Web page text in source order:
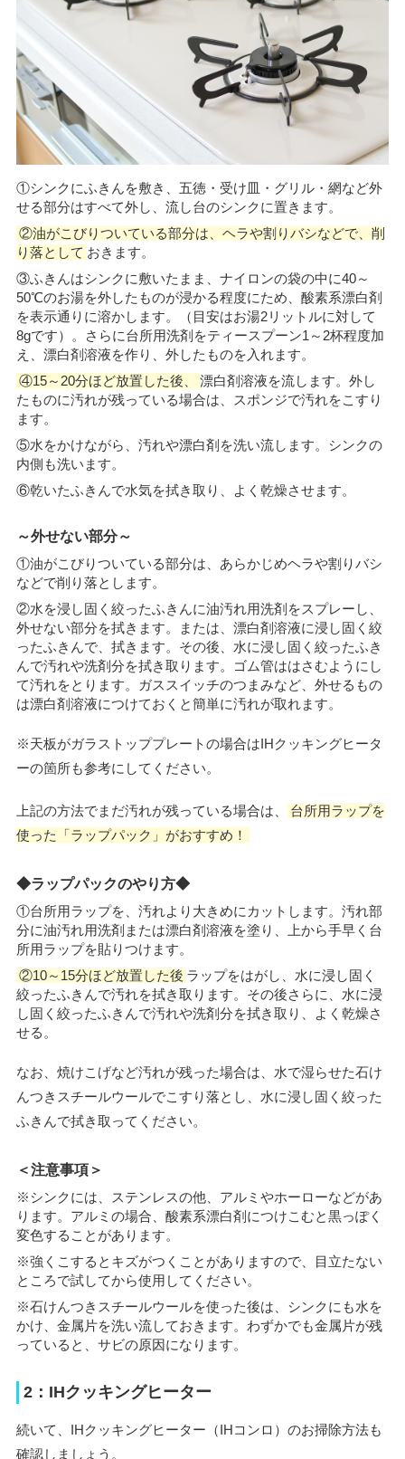
①シンクにふきんを敷き、五徳・受け皿・グリル・網など外
せる部分はすべて外し、流し台のシンクに置きます。
②油がこびりついている部分は、ヘラや割りバシなどで、削
り落として おきます。
③ふきんはシンクに敷いたまま、ナイロンの袋の中に40～
50℃のお湯を外したものが浸かる程度にため、酸素系漂白剤
を表示通りに溶かします。（目安はお湯2リットルに対して
8gです）。さらに台所用洗剤をティースプーン1～2杯程度加
え、漂白剤溶液を作り、外したものを入れます。
④15～20分ほど放置した後、
漂白剤溶液を流します。外し
たものに汚れが残っている場合は、スポンジで汚れをこすり
ます。
⑤水をかけながら、汚れや漂白剤を洗い流します。シンクの
内側も洗います。
⑥乾いたふきんで水気を拭き取り、よく乾燥させます。
～外せない部分～
①油がこびりついている部分は、あらかじめヘラや割りバシ
などで削り落とします。
②水を浸し固く絞ったふきんに油汚れ用洗剤をスプレーし、
外せない部分を拭きます。または、漂白剤溶液に浸し固く絞
ったふきんで、拭きます。その後、水に浸し固く絞ったふき
んで汚れや洗剤分を拭き取ります。ゴム管ははさむようにし
て汚れをとります。ガススイッチのつまみなど、外せるもの
は漂白剤溶液につけておくと簡単に汚れが取れます。
※天板がガラストッププレートの場合はIHクッキングヒータ
ーの箇所も参考にしてください。
上記の方法でまだ汚れが残っている場合は、
台所用ラップを
使った「ラップパック」がおすすめ！
◆ラップパックのやり方◆
①台所用ラップを、汚れより大きめにカットします。汚れ部
分に油汚れ用洗剤または漂白剤溶液を塗り、上から手早く台
所用ラップを貼りつけます。
②10～15分ほど放置した後 ラップをはがし、水に浸し固く
絞ったふきんで汚れを拭き取ります。その後さらに、水に浸
し固く絞ったふきんで汚れや洗剤分を拭き取り、よく乾燥さ
せる。
なお、焼けこげなど汚れが残った場合は、水で湿らせた石け
んつきスチールウールでこすり落とし、水に浸し固く絞った
ふきんで拭き取ってください。
＜注意事項＞
※シンクには、ステンレスの他、アルミやホーローなどがあ
ります。アルミの場合、酸素系漂白剤につけこむと黒っぽく
変色することがあります。
※強くこするとキズがつくことがありますので、目立たない
ところで試してから使用してください。
※石けんつきスチールウールを使った後は、シンクにも水を
かけ、金属片を洗い流しておきます。わずかでも金属片が残
っていると、サビの原因になります。
2：IHクッキングヒーター
続いて、IHクッキングヒーター（IHコンロ）のお掃除方法も
確認しましょう。